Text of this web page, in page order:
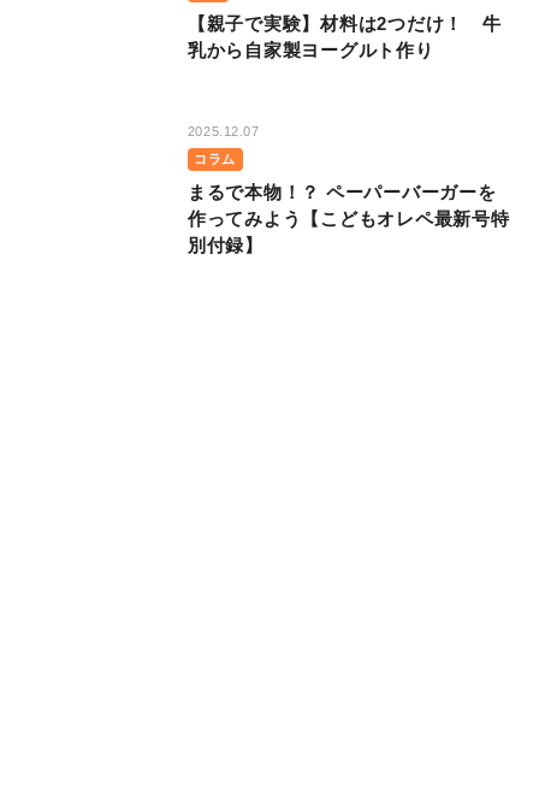
【親子で実験】材料は2つだけ！ 牛
乳から自家製ヨーグルト作り
2025.12.07
コラム
まるで本物！？ ペーパーバーガーを
作ってみよう【こどもオレペ最新号特
別付録】